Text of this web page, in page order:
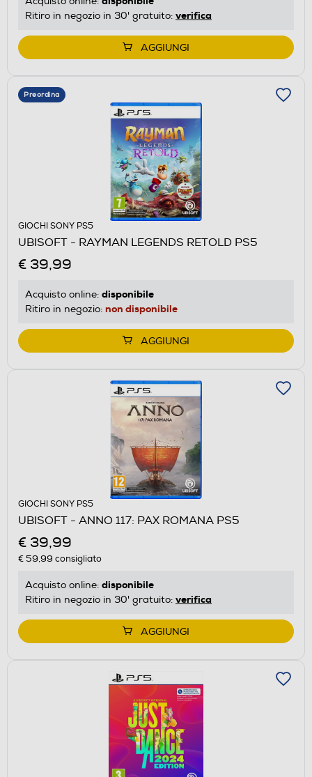
Ritiro in negozio in 30' gratuito: verifica
AGGIUNGI
Preordina
GIOCHI SONY PS5
UBISOFT - RAYMAN LEGENDS RETOLD PS5
€ 39,99
Acquisto online: disponibile
Ritiro in negozio: non disponibile
AGGIUNGI
GIOCHI SONY PS5
UBISOFT - ANNO 117: PAX ROMANA PS5
€ 39,99
€ 59,99 consigliato
Acquisto online: disponibile
Ritiro in negozio in 30' gratuito: verifica
AGGIUNGI